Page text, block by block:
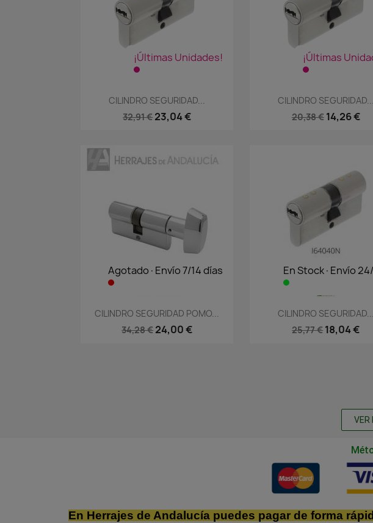
¡Últimas Unidades!
Vista rápida
CILINDRO SEGURIDAD...
32,91 € 23,04 €
¡Últimas
Vista rápida
CILINDRO SEGURIDAD...
20,38 € 14,26 €
Agotado·Envío 7/14 días
 Vista rápida
CILINDRO SEGURIDAD POMO...
34,28 € 24,00 €
En Stock·Envío
Vista rápida
CILINDRO SEGURIDAD...
25,77 € 18,04 €
VER
En Herrajes de Andalucía puedes pagar de forma